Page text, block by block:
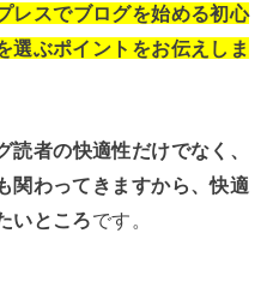
レスでブログを始める初心
選ぶポイントをお伝えしま
読者の快適性だけでなく、
関わってきますから、快適
いところです。